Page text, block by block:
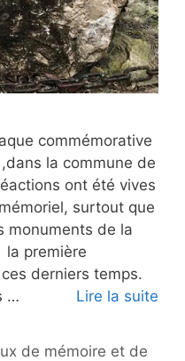
commémorative
la commune de
ont été vives
surtout que
monuments de la
la première
derniers temps.
…
Lire la suite
de mémoire et de